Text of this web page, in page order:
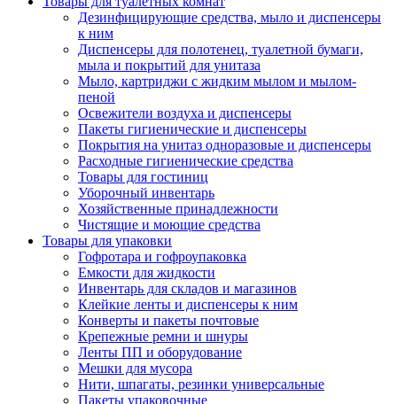
Дезинфицирующие средства, мыло и диспенсеры
к ним
Диспенсеры для полотенец, туалетной бумаги,
мыла и покрытий для унитаза
Мыло, картриджи с жидким мылом и мылом-
пеной
Освежители воздуха и диспенсеры
Пакеты гигиенические и диспенсеры
Покрытия на унитаз одноразовые и диспенсеры
Расходные гигиенические средства
Товары для гостиниц
Уборочный инвентарь
Хозяйственные принадлежности
Чистящие и моющие средства
Товары для упаковки
Гофротара и гофроупаковка
Емкости для жидкости
Инвентарь для складов и магазинов
Клейкие ленты и диспенсеры к ним
Конверты и пакеты почтовые
Крепежные ремни и шнуры
Ленты ПП и оборудование
Мешки для мусора
Нити, шпагаты, резинки универсальные
Пакеты упаковочные